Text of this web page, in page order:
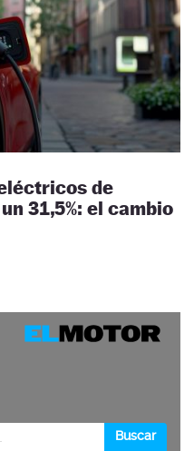
de
31,5%: el cambio